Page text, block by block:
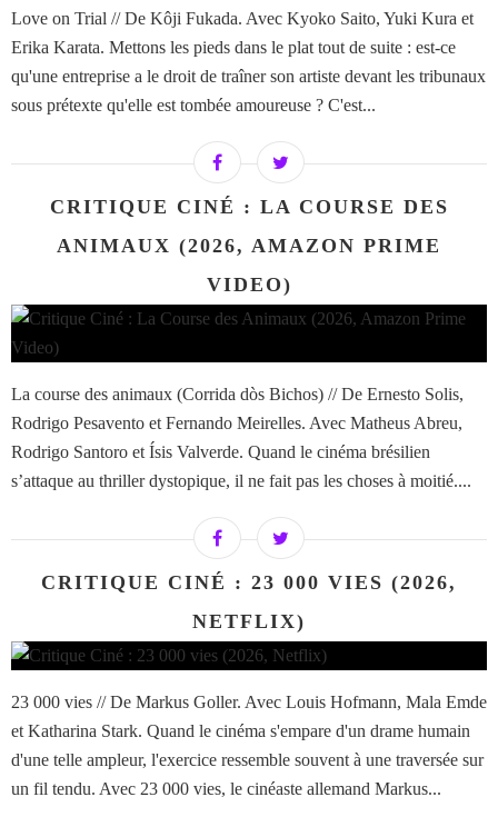
Love on Trial // De Kôji Fukada. Avec Kyoko Saito, Yuki Kura et
Erika Karata. Mettons les pieds dans le plat tout de suite : est-ce
qu'une entreprise a le droit de traîner son artiste devant les tribunaux
sous prétexte qu'elle est tombée amoureuse ? C'est...
CRITIQUE CINÉ : LA COURSE DES
ANIMAUX (2026, AMAZON PRIME
VIDEO)
La course des animaux (Corrida dòs Bichos) // De Ernesto Solis,
Rodrigo Pesavento et Fernando Meirelles. Avec Matheus Abreu,
Rodrigo Santoro et Ísis Valverde. Quand le cinéma brésilien
s’attaque au thriller dystopique, il ne fait pas les choses à moitié....
CRITIQUE CINÉ : 23 000 VIES (2026,
NETFLIX)
23 000 vies // De Markus Goller. Avec Louis Hofmann, Mala Emde
et Katharina Stark. Quand le cinéma s'empare d'un drame humain
d'une telle ampleur, l'exercice ressemble souvent à une traversée sur
un fil tendu. Avec 23 000 vies, le cinéaste allemand Markus...